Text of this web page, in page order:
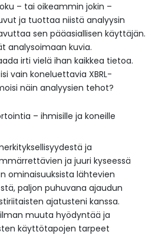
– tai oikeammin jokin –
ja tuottaa niistä analyysin
sen pääasiallisen käyttäjän.
analysoimaan kuvia.
irti vielä ihan kaikkea tietoa.
vain koneluettavia XBRL-
näin analyysien tehot?
– ihmisille ja koneille
ja
ja juuri kyseessä
ominaisuuksista lähtevien
paljon puhuvana ajaudun
ajatusteni kanssa.
muuta hyödyntää ja
käyttötapojen tarpeet